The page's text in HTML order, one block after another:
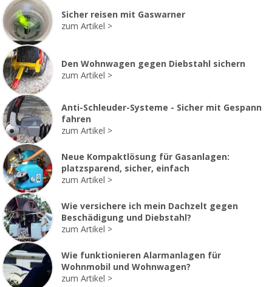
Sicher reisen mit Gaswarner
zum Artikel
Den Wohnwagen gegen Diebstahl sichern
zum Artikel
Anti-Schleuder-Systeme - Sicher mit Gespann
fahren
zum Artikel
Neue Kompaktlösung für Gasanlagen:
platzsparend, sicher, einfach
zum Artikel
Wie versichere ich mein Dachzelt gegen
Beschädigung und Diebstahl?
zum Artikel
Wie funktionieren Alarmanlagen für
Wohnmobil und Wohnwagen?
zum Artikel